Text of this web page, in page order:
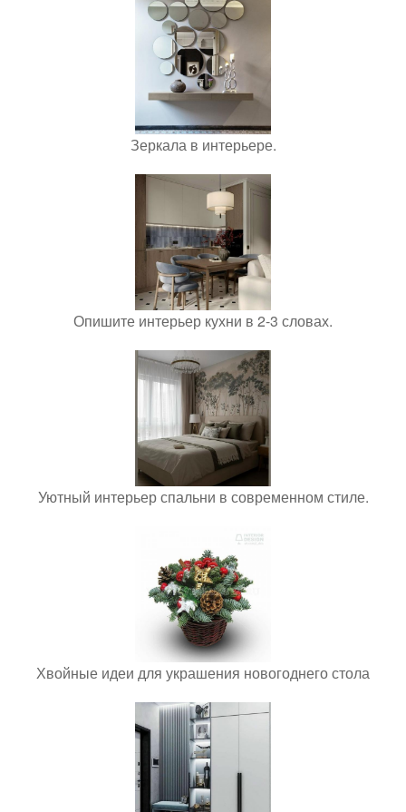
Зеркала в интерьере.
Опишите интерьер кухни в 2-3 словах.
Уютный интерьер спальни в современном стиле.
Хвойные идеи для украшения новогоднего стола